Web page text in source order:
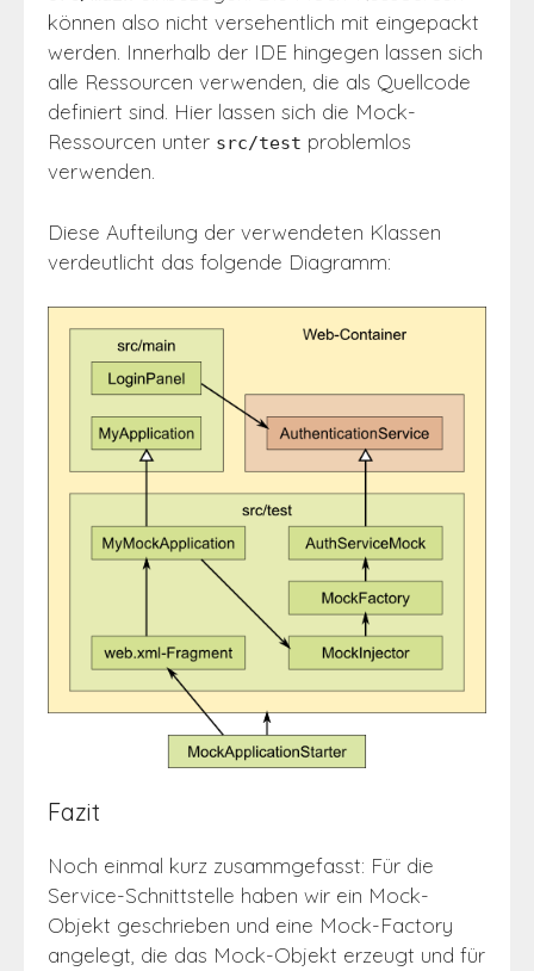
können also nicht versehentlich mit eingepackt
werden. Innerhalb der IDE hingegen lassen sich
alle Ressourcen verwenden, die als Quellcode
definiert sind. Hier lassen sich die Mock-
Ressourcen unter src/test problemlos
verwenden.
Diese Aufteilung der verwendeten Klassen
verdeutlicht das folgende Diagramm:
Fazit
Noch einmal kurz zusammgefasst: Für die
Service-Schnittstelle haben wir ein Mock-
Objekt geschrieben und eine Mock-Factory
angelegt, die das Mock-Objekt erzeugt und für